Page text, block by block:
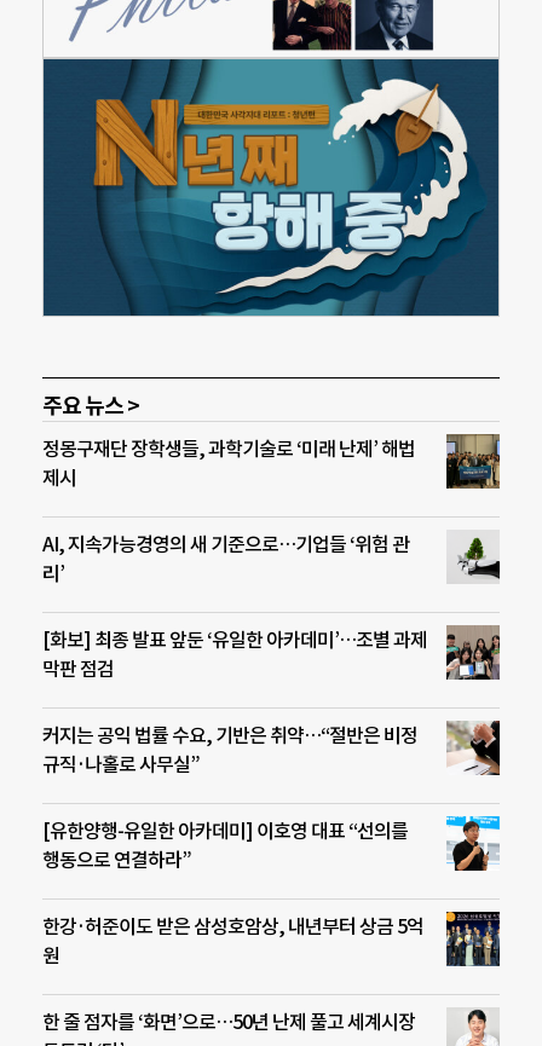
주요 뉴스 >
정몽구재단 장학생들, 과학기술로 ‘미래 난제’ 해법
제시
AI, 지속가능경영의 새 기준으로…기업들 ‘위험 관
리’
[화보] 최종 발표 앞둔 ‘유일한 아카데미’…조별 과제
막판 점검
커지는 공익 법률 수요, 기반은 취약…“절반은 비정
규직·나홀로 사무실”
[유한양행-유일한 아카데미] 이호영 대표 “선의를
행동으로 연결하라”
한강·허준이도 받은 삼성호암상, 내년부터 상금 5억
원
한 줄 점자를 ‘화면’으로…50년 난제 풀고 세계시장